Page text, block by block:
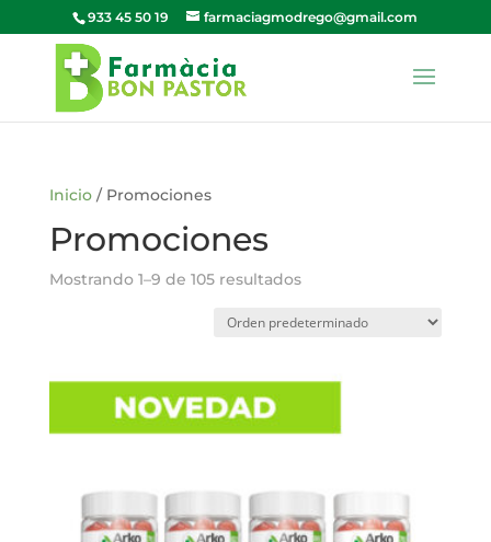
933 45 50 19 farmaciagmodrego@gmail.com
Inicio/ Promociones
Promociones
Mostrando 1–9 de 105 resultados